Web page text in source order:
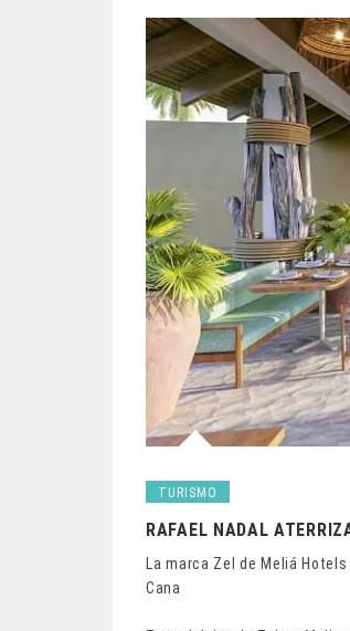
TURISMO
RAFAEL NADAL
La marca Zel de Meliá
Cana